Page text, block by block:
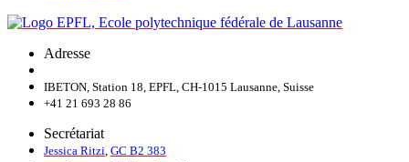
Adresse
IBETON, Station 18, EPFL, CH-1015 Lausanne, Suisse
+41 21 693 28 86
Secrétariat
Jessica Ritzi GC B2 383